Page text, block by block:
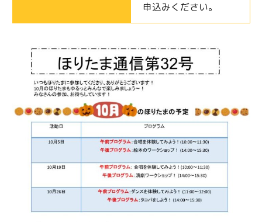
申込みください。